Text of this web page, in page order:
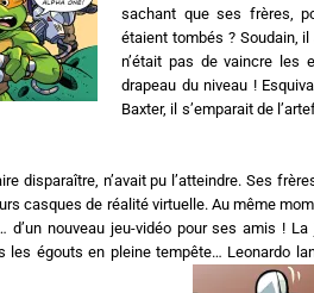
sachant que ses frères,
étaient tombés ? Soudain,
n’était pas de vaincre les
drapeau du niveau !
Baxter, il s’emparait de
disparaître, n’avait pu l’atteindre. Ses
casques de réalité virtuelle. Au même
d’un nouveau jeu-vidéo pour ses amis !
les égouts en pleine tempête… Leonardo